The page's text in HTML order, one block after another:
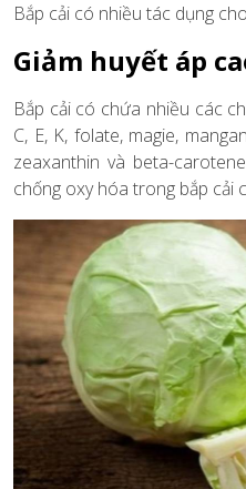
Bắp cải có nhiều tác dụng
Giảm huyết áp
Bắp cải có chứa nhiều các
C, E, K, folate, magie,
zeaxanthin và beta-
chống oxy hóa trong bắp cải